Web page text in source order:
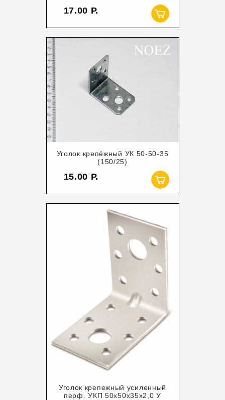
17.00
Уголок крепёжный УК 50-50-35
(150/25)
15.00
Уголок крепежный усиленный
перф. УКП 50х50х35х2,0 У